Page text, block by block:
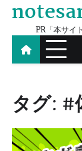
Skip
contentPR「本サイ
タグ: #